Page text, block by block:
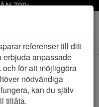
799:-
referenser till ditt
erbjuda anpassade
för att möjliggöra
nödvändiga
kan du själv
tillåta.